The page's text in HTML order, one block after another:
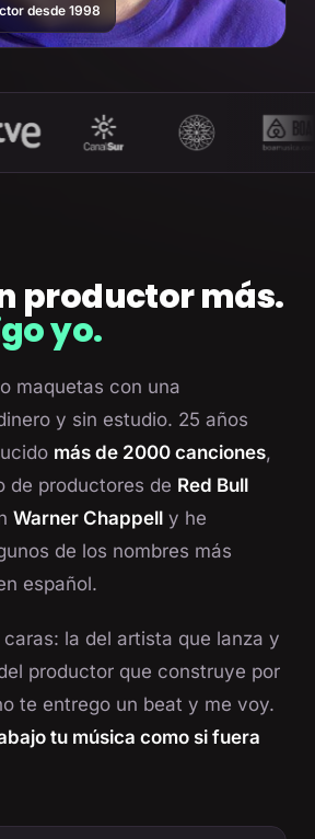
desde 1998
productor más.
yo.
maquetas con una
y sin estudio. 25 años
más de 2000 canciones,
de productores de Red Bull
Warner Chappell y he
de los nombres más
español.
la del artista que lanza y
productor que construye por
te entrego un beat y me voy.
tu música como si fuera